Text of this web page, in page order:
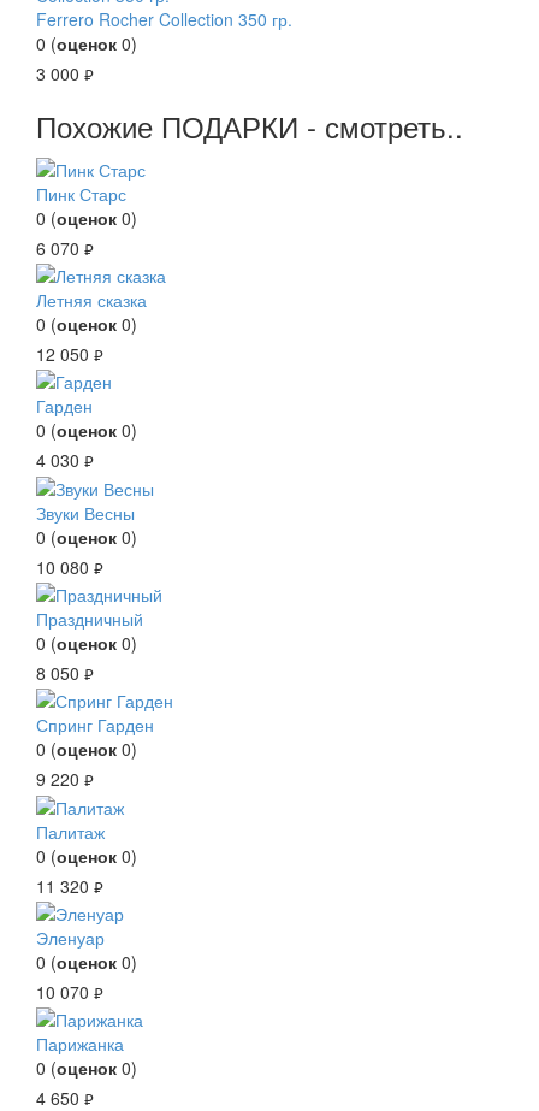
Ferrero Rocher Collection 350 гр.
0 (оценок 0)
3 000 руб.
Похожие ПОДАРКИ - смотреть..
Пинк Старс
0 (оценок 0)
6 070 руб.
Летняя сказка
0 (оценок 0)
12 050 руб.
Гарден
0 (оценок 0)
4 030 руб.
Звуки Весны
0 (оценок 0)
10 080 руб.
Праздничный
0 (оценок 0)
8 050 руб.
Спринг Гарден
0 (оценок 0)
9 220 руб.
Палитаж
0 (оценок 0)
11 320 руб.
Эленуар
0 (оценок 0)
10 070 руб.
Парижанка
0 (оценок 0)
4 650 руб.